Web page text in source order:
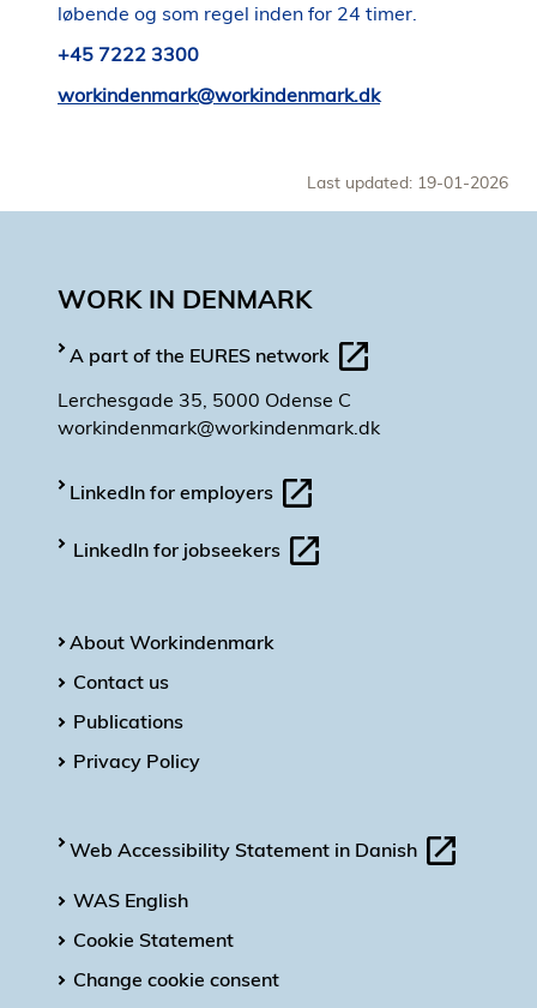
løbende og som regel inden for 24 timer.
+45 7222 3300
workindenmark@workindenmark.dk
Last updated: 19-01-2026
WORK IN DENMARK
A part of the EURES network
Lerchesgade 35, 5000 Odense C
workindenmark@workindenmark.dk
LinkedIn for employers
LinkedIn for jobseekers
About Workindenmark
Contact us
Publications
Privacy Policy
Web Accessibility Statement in Danish
WAS English
Cookie Statement
Change cookie consent